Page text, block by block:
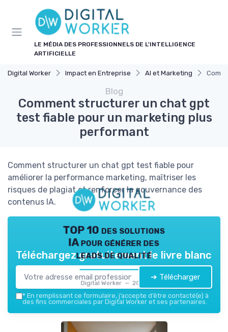
LE MÉDIA DES PROFESSIONNELS DE L'INTELLIGENCE
ARTIFICIELLE
Digital Worker Impact en Entreprise AI et Marketing
Blog
Comment structurer un chat gpt
test fiable pour un marketing plus
performant
Comment structurer un chat gpt test fiable pour
améliorer la performance marketing, maîtriser les
risques de plagiat et renforcer la gouvernance des
contenus IA.
TOP 10 des solutions
IA pour générer des
leads de qualité
Digital Worker — 2026
Téléchargez gratuitement le livre blanc
➔ Télécharger
* En remplissant ce formulaire, j’accepte d’être contacté(e) à
des fins commerciales par Digital Worker et ses partenaires.